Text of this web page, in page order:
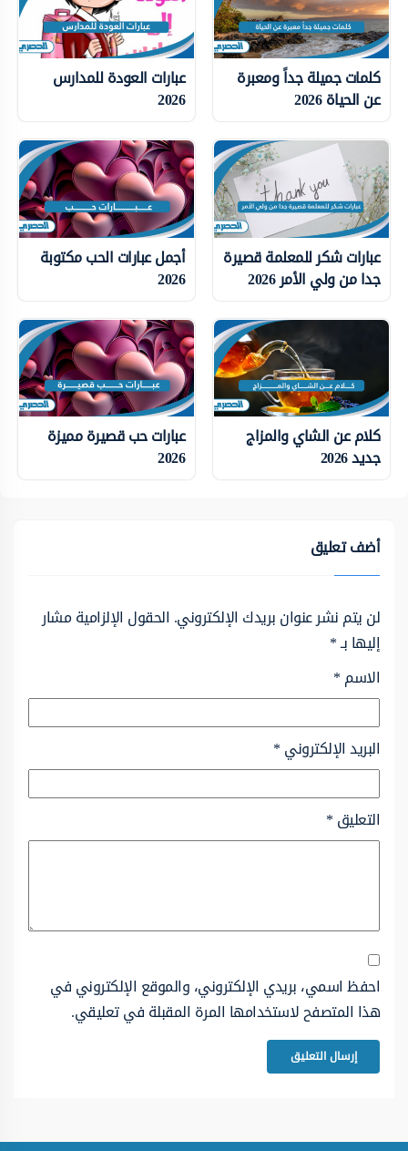
كلمات جميلة جداً ومعبرة
عن الحياة 2026
عبارات العودة للمدارس
2026
عبارات شكر للمعلمة قصيرة
جدا من ولي الأمر 2026
أجمل عبارات الحب مكتوبة
2026
كلام عن الشاي والمزاج
جديد 2026
عبارات حب قصيرة مميزة
2026
أضف تعليق
لن يتم نشر عنوان بريدك الإلكتروني. الحقول الإلزامية مشار
إليها بـ*
الاسم*
البريد الإلكتروني*
التعليق*
احفظ اسمي، بريدي الإلكتروني، والموقع الإلكتروني في
هذا المتصفح لاستخدامها المرة المقبلة في تعليقي.